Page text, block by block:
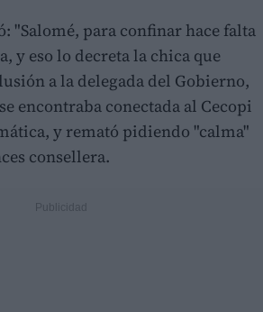
"Salomé, para confinar hace falta
y eso lo decreta la chica que
a la delegada del Gobierno,
encontraba conectada al Cecopi
y remató pidiendo "calma"
consellera.